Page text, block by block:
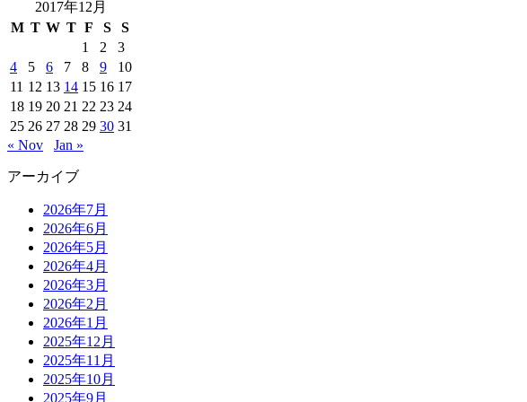
2017年12月
M T W T F S
S
1
2
3
4
5 6 7 8 9
10
11 12 13 14 15 16 17
18 19 20 21 22 23 24
25 26 27 28 29 30 31
« Nov
Jan »
アーカイブ
2026年7月
2026年6月
2026年5月
2026年4月
2026年3月
2026年2月
2026年1月
2025年12月
2025年11月
2025年10月
2025年9月